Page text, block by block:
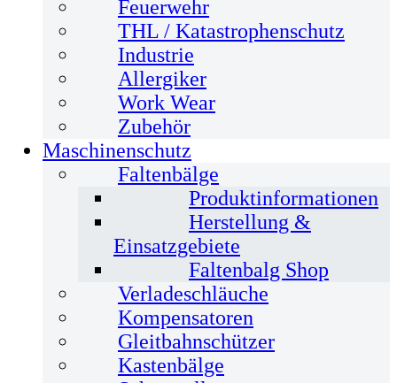
Feuerwehr
THL / Katastrophenschutz
Industrie
Allergiker
Work Wear
Zubehör
Maschinenschutz
Faltenbälge
Produktinformationen
Herstellung &
Einsatzgebiete
Faltenbalg Shop
Verladeschläuche
Kompensatoren
Gleitbahnschützer
Kastenbälge